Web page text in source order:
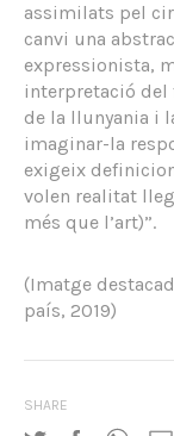
assimilats pel
canvi una
expressionista,
interpretació
de la llunyania i
imaginar-la
exigeix
volen realitat
més que l’art)”.
(Imatge
país, 2019)
SHARE